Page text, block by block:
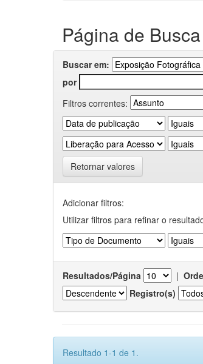
Página de Busca
Buscar em:
por
Filtros correntes:
Retornar valores
Adicionar filtros:
Utilizar filtros para refinar o
Resultados/Página |
Registro(s)
Resultado 1-1 de 1.